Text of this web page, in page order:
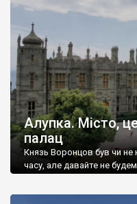
Алупка. Місто,
палац
Князь Воронцов був чи
часу, але давайте не